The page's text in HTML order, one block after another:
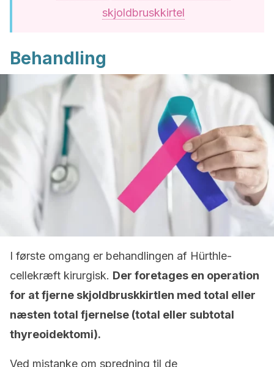
skjoldbruskkirtel
Behandling
I første omgang er behandlingen af Hürthle-
cellekræft kirurgisk. Der foretages en operation
for at fjerne skjoldbruskkirtlen med total eller
næsten total fjernelse (total eller subtotal
thyreoidektomi).
Ved mistanke om spredning til de